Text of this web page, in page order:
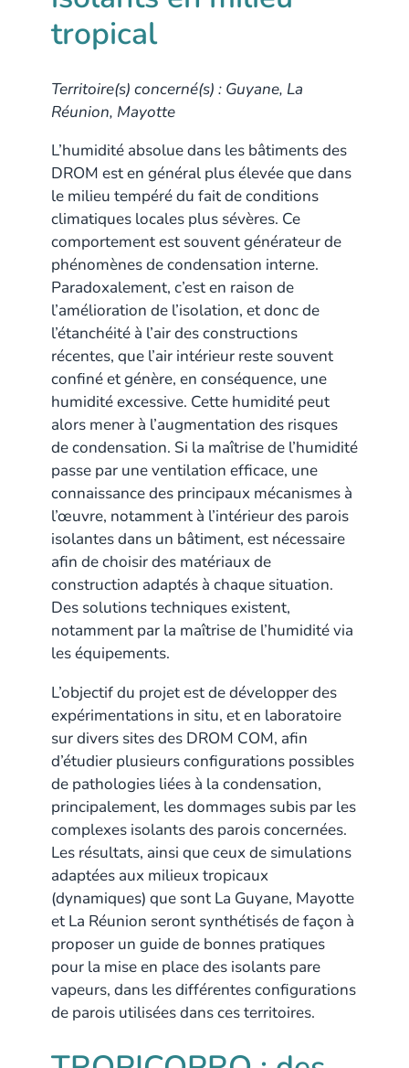
tropical
Territoire(s) concerné(s) : Guyane, La
Réunion, Mayotte
L’humidité absolue dans les bâtiments des
DROM est en général plus élevée que dans
le milieu tempéré du fait de conditions
climatiques locales plus sévères. Ce
comportement est souvent générateur de
phénomènes de condensation interne.
Paradoxalement, c’est en raison de
l’amélioration de l’isolation, et donc de
l’étanchéité à l’air des constructions
récentes, que l’air intérieur reste souvent
confiné et génère, en conséquence, une
humidité excessive. Cette humidité peut
alors mener à l’augmentation des risques
de condensation. Si la maîtrise de l’humidité
passe par une ventilation efficace, une
connaissance des principaux mécanismes à
l’œuvre, notamment à l’intérieur des parois
isolantes dans un bâtiment, est nécessaire
afin de choisir des matériaux de
construction adaptés à chaque situation.
Des solutions techniques existent,
notamment par la maîtrise de l’humidité via
les équipements.
L’objectif du projet est de développer des
expérimentations in situ, et en laboratoire
sur divers sites des DROM COM, afin
d’étudier plusieurs configurations possibles
de pathologies liées à la condensation,
principalement, les dommages subis par les
complexes isolants des parois concernées.
Les résultats, ainsi que ceux de simulations
adaptées aux milieux tropicaux
(dynamiques) que sont La Guyane, Mayotte
et La Réunion seront synthétisés de façon à
proposer un guide de bonnes pratiques
pour la mise en place des isolants pare
vapeurs, dans les différentes configurations
de parois utilisées dans ces territoires.